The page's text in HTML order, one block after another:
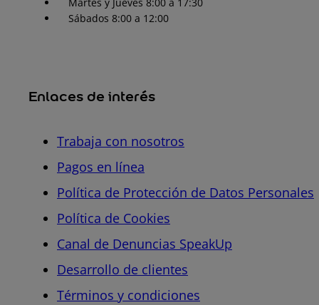
Sábados 8:00 a 12:00
Enlaces de interés
Trabaja con nosotros
Pagos en línea
Política de Protección de Datos Personales
Política de Cookies
Canal de Denuncias SpeakUp
Desarrollo de clientes
Términos y condiciones